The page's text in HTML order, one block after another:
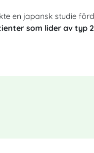
en japansk studie
som lider av typ